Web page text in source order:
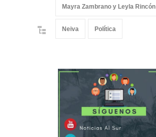
Mayra Zambrano y Leyla Rincón
Neiva Política